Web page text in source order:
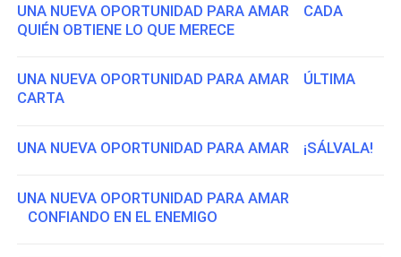
UNA NUEVA OPORTUNIDAD PARA AMAR CADA
QUIÉN OBTIENE LO QUE MERECE
UNA NUEVA OPORTUNIDAD PARA AMAR ÚLTIMA
CARTA
UNA NUEVA OPORTUNIDAD PARA AMAR ¡SÁLVALA!
UNA NUEVA OPORTUNIDAD PARA AMAR
CONFIANDO EN EL ENEMIGO